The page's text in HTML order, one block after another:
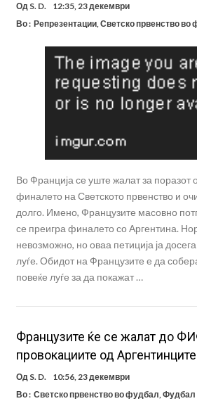
Од S. D.
12:35, 23 декември
Во : Репрезентации,Светско првенство во
Во Франција се уште жалат за поразот
финалето на Светското првенство и
долго. Имено, Французите масовно
се преигра финалето со Аргентина.
невозможно, но оваа петиција ја
луѓе. Обидот на Французите е да
повеќе луѓе за да покажат …
Французите ќе се жалат до
провокациите од Аргентинците
Од S. D.
10:56, 23 декември
Во : Светско првенство во фудбал,Фудбал